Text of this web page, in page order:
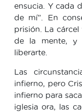
ensucia. Y cada
de mí”. En
prisión. La
de la mente, y
liberarte.
Las
infierno, pero
infierno para
iglesia ora, las